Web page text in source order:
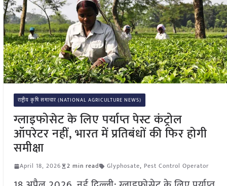
राष्ट्रीय कृषि समाचार (NATIONAL AGRICULTURE NEWS)
ग्लाइफोसेट के लिए पर्याप्त पेस्ट कंट्रोल
ऑपरेटर नहीं, भारत में प्रतिबंधों की फिर होगी
समीक्षा
April 18, 2026 2 min read Glyphosate, Pest Control Operator